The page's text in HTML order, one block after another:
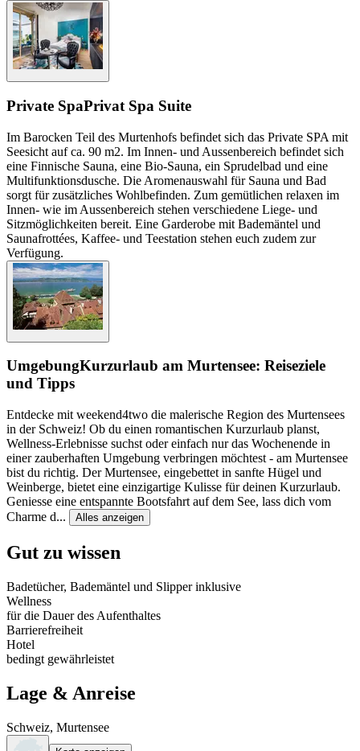
Private SpaPrivat Spa Suite
Im Barocken Teil des Murtenhofs befindet sich das Private SPA mit
Seesicht auf ca. 90 m2. Im Innen- und Aussenbereich befindet sich
eine Finnische Sauna, eine Bio-Sauna, ein Sprudelbad und eine
Multifunktionsdusche. Die Aromenauswahl für Sauna und Bad
sorgt für zusätzliches Wohlbefinden. Zum gemütlichen relaxen im
Innen- wie im Aussenbereich stehen verschiedene Liege- und
Sitzmöglichkeiten bereit. Eine Garderobe mit Bademäntel und
Saunafrottées, Kaffee- und Teestation stehen euch zudem zur
Verfügung.
UmgebungKurzurlaub am Murtensee: Reiseziele
und Tipps
Entdecke mit weekend4two die malerische Region des Murtensees
in der Schweiz! Ob du einen romantischen Kurzurlaub planst,
Wellness-Erlebnisse suchst oder einfach nur das Wochenende in
einer zauberhaften Umgebung verbringen möchtest - am Murtensee
bist du richtig. Der Murtensee, eingebettet in sanfte Hügel und
Weinberge, bietet eine einzigartige Kulisse für deinen Kurzurlaub.
Geniesse eine entspannte Bootsfahrt auf dem See, lass dich vom
Charme d... Alles anzeigen
Gut zu wissen
Badetücher, Bademäntel und Slipper inklusive
Wellness
für die Dauer des Aufenthaltes
Barrierefreiheit
Hotel
bedingt gewährleistet
Lage & Anreise
Schweiz, Murtensee